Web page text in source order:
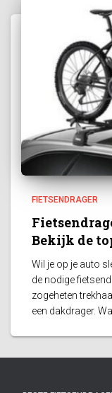
FIETSENDRAGER
Bekijk de
Wil je op je auto
de nodige
zogeheten
een dakdrager.